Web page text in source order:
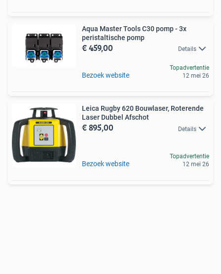
Aqua Master Tools C30 pomp - 3x
peristaltische pomp
€ 459,00 Details
Bezoek website
Topadvertentie
12 mei 26
Leica Rugby 620 Bouwlaser, Roterende
Laser Dubbel Afschot
€ 895,00 Details
Bezoek website
Topadvertentie
12 mei 26